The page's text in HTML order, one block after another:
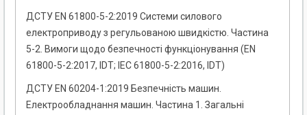
ДСТУ EN 61800-5-2:2019 Системи силового
електроприводу з регульованою швидкістю. Частина
5-2. Вимоги щодо безпечності функціонування (EN
61800-5-2:2017, IDT; IEC 61800-5-2:2016, IDT)
ДСТУ EN 60204-1:2019 Безпечність машин.
Електрообладнання машин. Частина 1. Загальні